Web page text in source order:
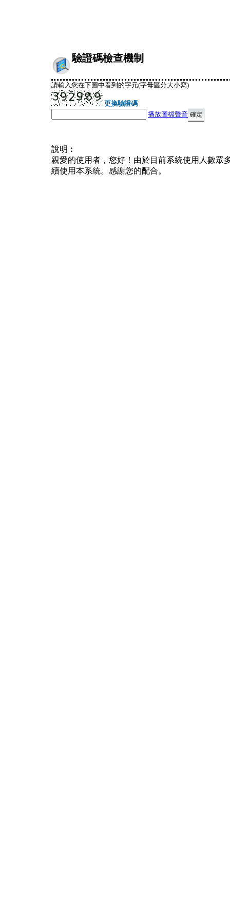
驗證碼檢查機制
請輸入您在下圖中看到的字元(字母區分大小寫)
更換驗證碼
播放圖檔聲音
說明︰
親愛的使用者，您好！由於目前系統使用人數眾
續使用本系統。感謝您的配合。